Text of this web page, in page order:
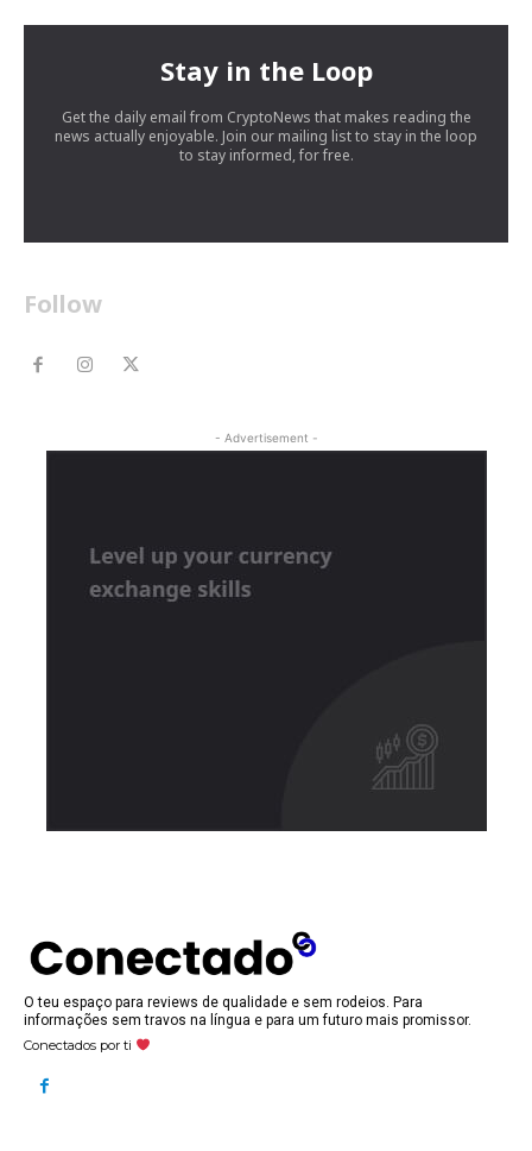
Stay in the Loop
Get the daily email from CryptoNews that makes reading the
news actually enjoyable. Join our mailing list to stay in the loop
to stay informed, for free.
Follow
- Advertisement -
O teu espaço para reviews de qualidade e sem rodeios. Para
informações sem travos na língua e para um futuro mais promissor.
Conectados por ti